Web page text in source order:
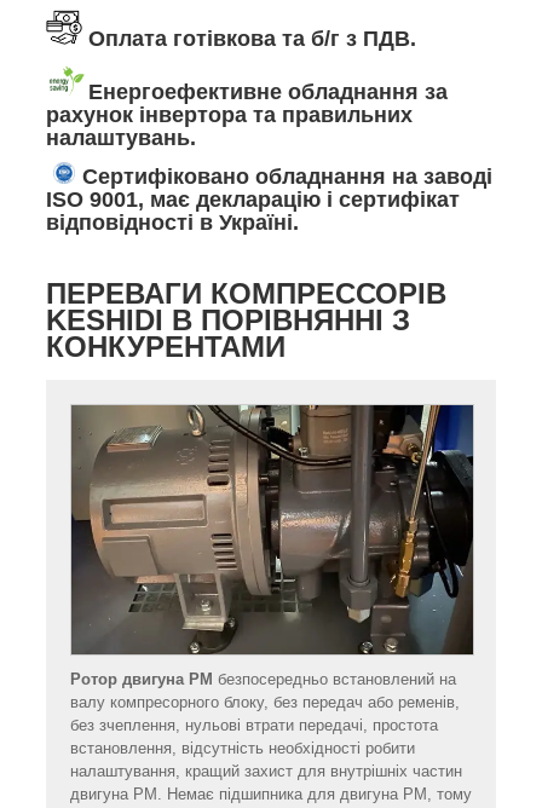
Оплата готівкова та б/г з ПДВ.
Енергоефективне обладнання за
рахунок інвертора та правильних
налаштувань.
Сертифіковано обладнання на заводі
ISO 9001, має декларацію і сертифікат
відповідності в Україні.
ПЕРЕВАГИ КОМПРЕССОРІВ
KESHIDI В ПОРІВНЯННІ З
КОНКУРЕНТАМИ
Ротор двигуна PM безпосередньо встановлений на
валу компресорного блоку, без передач або ременів,
без зчеплення, нульові втрати передачі, простота
встановлення, відсутність необхідності робити
налаштування, кращий захист для внутрішніх частин
двигуна PM. Немає підшипника для двигуна PM, тому